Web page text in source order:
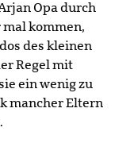
Opa durch
kommen,
des kleinen
Regel mit
ein wenig zu
mancher Eltern